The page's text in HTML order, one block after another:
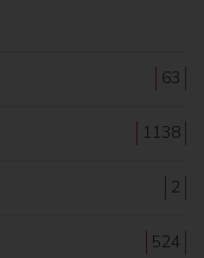
63
1138
2
524